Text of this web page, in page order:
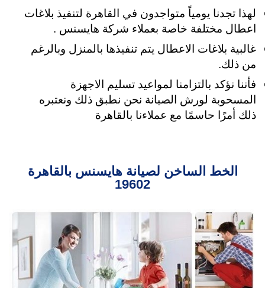
لهذا تجدنا يومياً متواجدون في القاهرة لتنفيذ بلاغات
اعطال مختلفة خاصة بعملاء شركة هايسنس .
غالبية بلاغات الاعطال يتم تنفيذها بالمنزل وبالرغم
من ذلك.
فأننا نؤكد بالتزامنا لمواعيد تسليم الاجهزة
المسحوبة لورش الصيانة نحن نطبق ذلك ونعتبره
ذلك أمرًا حاسمًا مع عملاءنا بالقاهرة
الخط الساخن لصيانة هايسنس بالقاهرة
19602